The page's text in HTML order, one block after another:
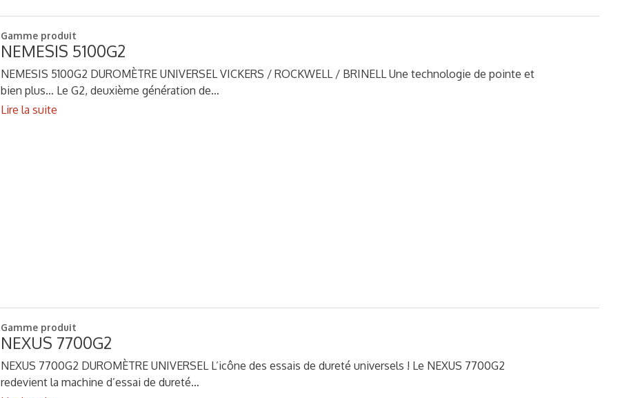
Gamme produit
NEMESIS 5100G2
NEMESIS 5100G2 DUROMÈTRE UNIVERSEL VICKERS / ROCKWELL / BRINELL Une technologie de pointe et
bien plus… Le G2, deuxième génération de…
Lire la suite
Gamme produit
NEXUS 7700G2
NEXUS 7700G2 DUROMÈTRE UNIVERSEL L’icône des essais de dureté universels ! Le NEXUS 7700G2
redevient la machine d’essai de dureté…